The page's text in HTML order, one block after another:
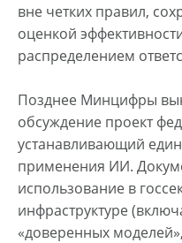
вне четких правил,
оценкой
распределением
Позднее Минцифры
обсуждение проект
устанавливающий
применения ИИ.
использование в
инфраструктуре
«доверенных